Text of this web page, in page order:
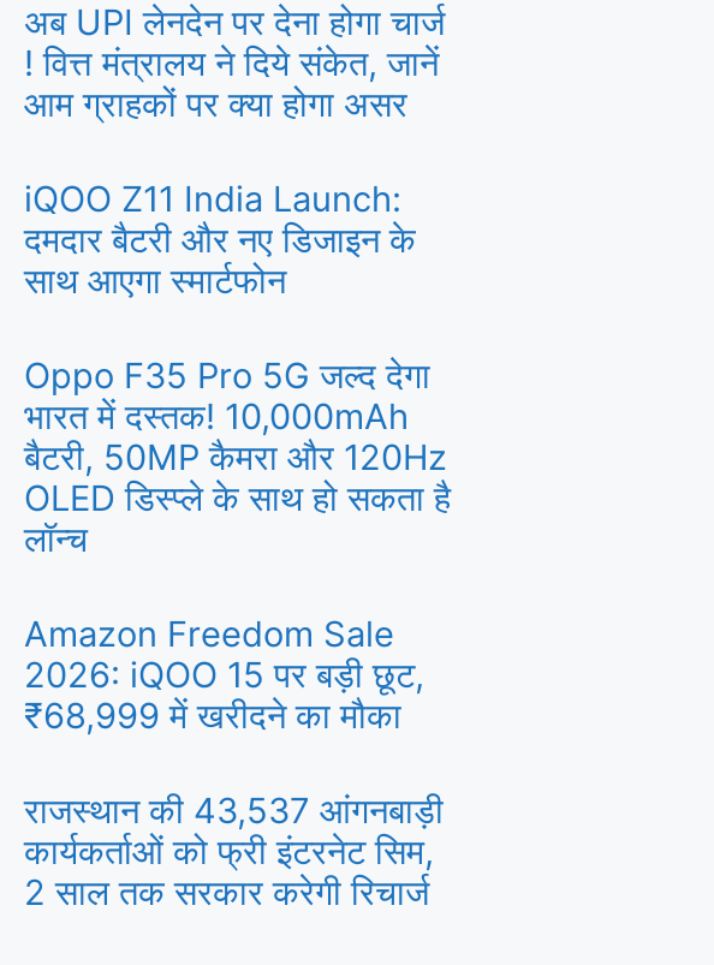
अब UPI लेनदेन पर देना होगा चार्ज
! वित्त मंत्रालय ने दिये संकेत, जानें
आम ग्राहकों पर क्या होगा असर
iQOO Z11 India Launch:
दमदार बैटरी और नए डिजाइन के
साथ आएगा स्मार्टफोन
Oppo F35 Pro 5G जल्द देगा
भारत में दस्तक! 10,000mAh
बैटरी, 50MP कैमरा और 120Hz
OLED डिस्प्ले के साथ हो सकता है
लॉन्च
Amazon Freedom Sale
2026: iQOO 15 पर बड़ी छूट,
₹68,999 में खरीदने का मौका
राजस्थान की 43,537 आंगनबाड़ी
कार्यकर्ताओं को फ्री इंटरनेट सिम,
2 साल तक सरकार करेगी रिचार्ज